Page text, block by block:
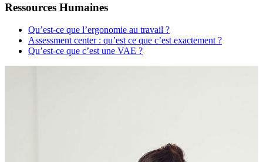
Ressources Humaines
Qu’est-ce que l’ergonomie au travail ?
Assessment center : qu’est ce que c’est exactement ?
Qu’est-ce que c’est une VAE ?